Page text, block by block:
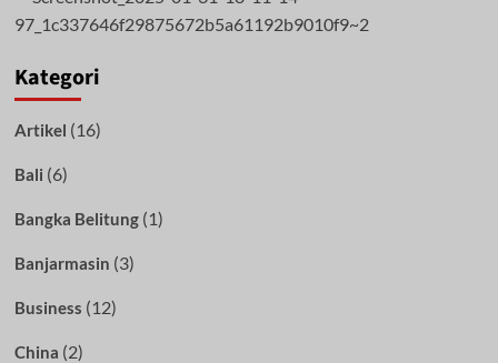
Kategori
Artikel (16)
Bali (6)
Bangka Belitung(1)
Banjarmasin (3)
Business (12)
China (2)